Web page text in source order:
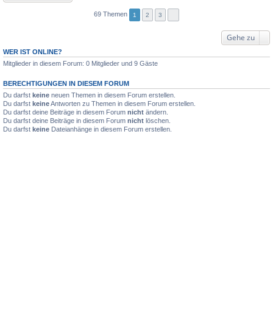
69 Themen 1 2 3
Gehe zu
WER IST ONLINE?
Mitglieder in diesem Forum: 0 Mitglieder und 9 Gäste
BERECHTIGUNGEN IN DIESEM FORUM
Du darfst keine neuen Themen in diesem Forum erstellen.
Du darfst keineAntworten zu Themen in diesem Forum erstellen.
Du darfst deine Beiträge in diesem Forum nicht ändern.
Du darfst deine Beiträge in diesem Forum nicht löschen.
Du darfst keine Dateianhänge in diesem Forum erstellen.